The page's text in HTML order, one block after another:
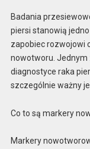
Badania
piersi stanowią
zapobiec rozwojowi
nowotworu. Jednym
diagnostyce raka
szczególnie ważny
Co to są markery
Markery